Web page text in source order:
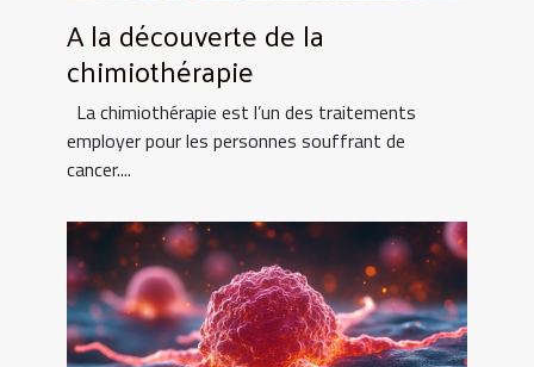
A la découverte de la
chimiothérapie
La chimiothérapie est l’un des traitements
employer pour les personnes souffrant de
cancer....